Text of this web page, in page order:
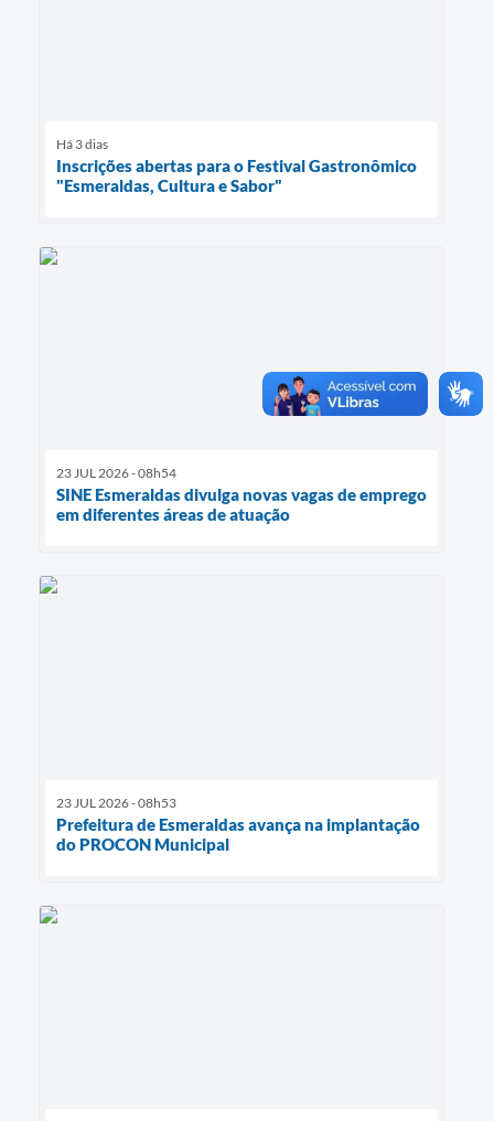
Há 3 dias
Inscrições abertas para o Festival Gastronômico
"Esmeraldas, Cultura e Sabor"
23 JUL 2026 - 08h54
SINE Esmeraldas divulga novas vagas de emprego
em diferentes áreas de atuação
23 JUL 2026 - 08h53
Prefeitura de Esmeraldas avança na implantação
do PROCON Municipal